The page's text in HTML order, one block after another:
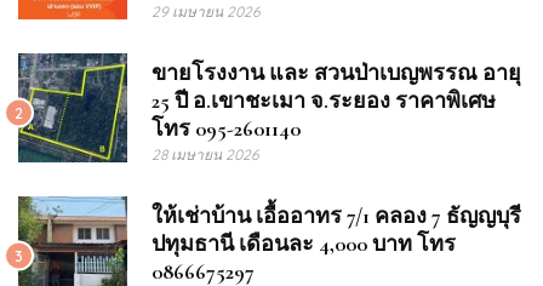
29 เมษายน 2026
2
ขายโรงงาน และ สวนป่าเบญพรรณ อายุ
25 ปี อ.เขาชะเมา จ.ระยอง ราคาพิเศษ
โทร 095-2601140
28 เมษายน 2026
3
ให้เช่าบ้าน เอื้ออาทร 7/1 คลอง 7 ธัญญบุรี
ปทุมธานี เดือนละ 4,000 บาท โทร
0866675297